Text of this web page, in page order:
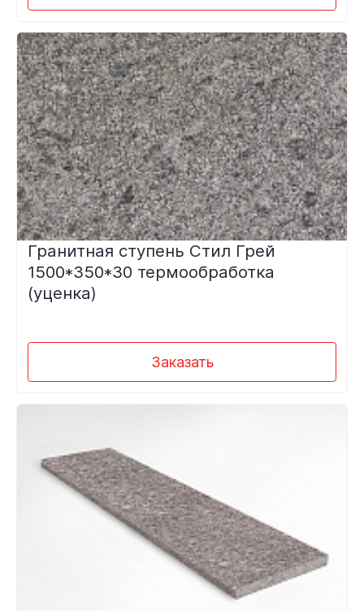
Гранитная ступень Стил Грей
1500*350*30 термообработка
(уценка)
Заказать